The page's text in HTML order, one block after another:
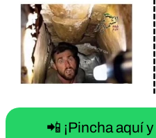
📲 ¡Pincha aquí